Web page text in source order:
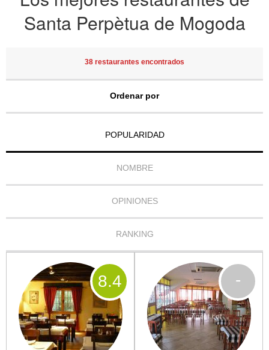
Santa Perpètua de Mogoda
38 restaurantes encontrados
Ordenar por
POPULARIDAD
NOMBRE
OPINIONES
RANKING
8.4 -